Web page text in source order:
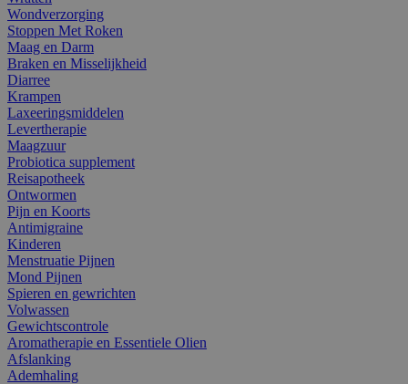
Wondverzorging
Stoppen Met Roken
Maag en Darm
Braken en Misselijkheid
Diarree
Krampen
Laxeeringsmiddelen
Levertherapie
Maagzuur
Probiotica supplement
Reisapotheek
Ontwormen
Pijn en Koorts
Antimigraine
Kinderen
Menstruatie Pijnen
Mond Pijnen
Spieren en gewrichten
Volwassen
Gewichtscontrole
Aromatherapie en Essentiele Olien
Afslanking
Ademhaling